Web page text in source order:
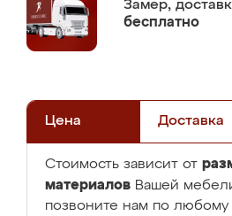
Замер,
бесплатно
Цена Доставка
Стоимость зависит от
материалов Вашей
позвоните нам по любому